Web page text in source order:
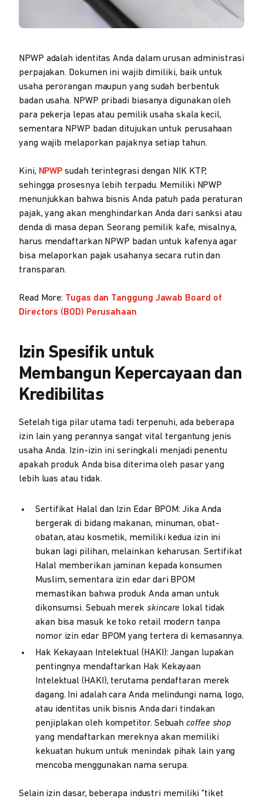
NPWP adalah identitas Anda dalam urusan administrasi
perpajakan. Dokumen ini wajib dimiliki, baik untuk
usaha perorangan maupun yang sudah berbentuk
badan usaha. NPWP pribadi biasanya digunakan oleh
para pekerja lepas atau pemilik usaha skala kecil,
sementara NPWP badan ditujukan untuk perusahaan
yang wajib melaporkan pajaknya setiap tahun.
Kini, NPWP sudah terintegrasi dengan NIK KTP,
sehingga prosesnya lebih terpadu. Memiliki NPWP
menunjukkan bahwa bisnis Anda patuh pada peraturan
pajak, yang akan menghindarkan Anda dari sanksi atau
denda di masa depan. Seorang pemilik kafe, misalnya,
harus mendaftarkan NPWP badan untuk kafenya agar
bisa melaporkan pajak usahanya secara rutin dan
transparan.
Read More: Tugas dan Tanggung Jawab Board of
Directors (BOD) Perusahaan
Izin Spesifik untuk
Membangun Kepercayaan dan
Kredibilitas
Setelah tiga pilar utama tadi terpenuhi, ada beberapa
izin lain yang perannya sangat vital tergantung jenis
usaha Anda. Izin-izin ini seringkali menjadi penentu
apakah produk Anda bisa diterima oleh pasar yang
lebih luas atau tidak.
Sertifikat Halal dan Izin Edar BPOM: Jika Anda
bergerak di bidang makanan, minuman, obat-
obatan, atau kosmetik, memiliki kedua izin ini
bukan lagi pilihan, melainkan keharusan. Sertifikat
Halal memberikan jaminan kepada konsumen
Muslim, sementara izin edar dari BPOM
memastikan bahwa produk Anda aman untuk
dikonsumsi. Sebuah merek skincare lokal tidak
akan bisa masuk ke toko retail modern tanpa
nomor izin edar BPOM yang tertera di kemasannya.
Hak Kekayaan Intelektual (HAKI): Jangan lupakan
pentingnya mendaftarkan Hak Kekayaan
Intelektual (HAKI), terutama pendaftaran merek
dagang. Ini adalah cara Anda melindungi nama, logo,
atau identitas unik bisnis Anda dari tindakan
penjiplakan oleh kompetitor. Sebuahcoffee shop
yang mendaftarkan mereknya akan memiliki
kekuatan hukum untuk menindak pihak lain yang
mencoba menggunakan nama serupa.
Selain izin dasar, beberapa industri memiliki "tiket